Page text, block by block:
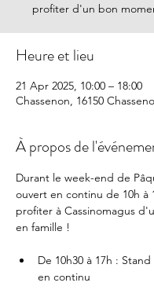
profiter d'un bon
Heure et lieu
21 Apr 2025, 10:00 – 18:00
Chassenon, 16150
À propos de
Durant le week-end de
ouvert en continu de 10h à
profiter à Cassinomagus
en famille !
De 10h30 à 17h :
en continu